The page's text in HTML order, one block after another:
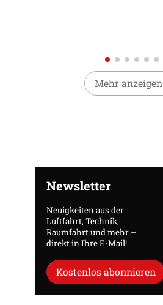
Mehr anzeigen
Newsletter
Neuigkeiten aus der
Luftfahrt, Technik,
Raumfahrt und mehr –
direkt in Ihre E-Mail!
Kostenlos abonnieren